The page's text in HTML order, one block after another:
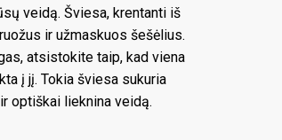
veidą. Šviesa, krentanti iš
ir užmaskuos šešėlius.
atsistokite taip, kad viena
į jį. Tokia šviesa sukuria
optiškai lieknina veidą.